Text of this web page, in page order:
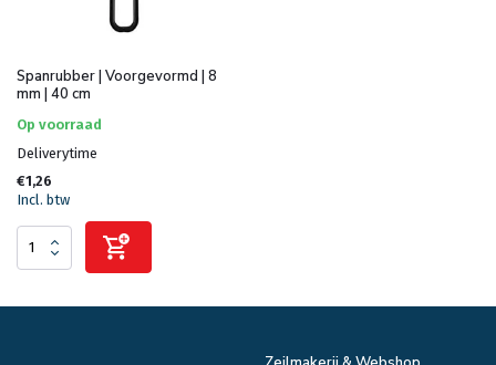
Spanrubber | Voorgevormd | 8
mm | 40 cm
Op voorraad
Deliverytime
€1,26
Incl. btw